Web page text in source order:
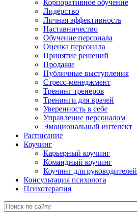
Корпоративное обучение
Лидерство
Личная эффективность
Наставничество
Обучение персонала
Оценка персонала
Принятие решений
Продажи
Публичные выступления
Стресс-менеджмент
Тренинг тренеров
Тренинги для врачей
Уверенность в себе
Управление персоналом
Эмоциональный интелект
Расписание
Коучинг
Карьерный коучинг
Командный коучинг
Коучинг для руководителей
Консультация психолога
Психотерапия